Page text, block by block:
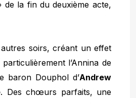
la fin du deuxième acte,
soirs, créant un effet
l’Annina de
baron Douphol d’Andrew
. Des chœurs parfaits, une